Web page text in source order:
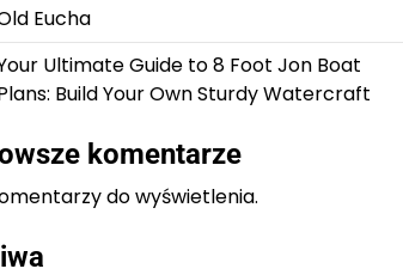
Eucha
Ultimate Guide to 8 Foot Jon Boat
Build Your Own Sturdy Watercraft
komentarze
do wyświetlenia.